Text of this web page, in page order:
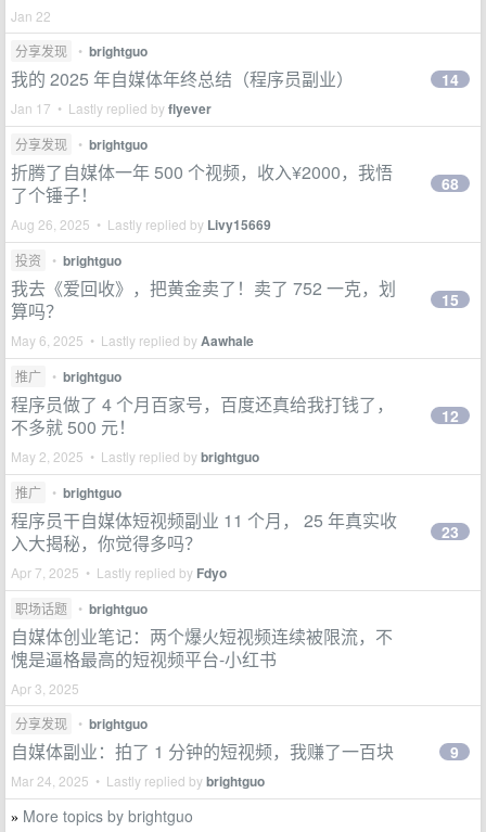
Jan 22
分享发现
• brightguo
我的 2025 年自媒体年终总结（程序员副业）
Jan 17 • Lastly replied byflyever
14
分享发现 • brightguo
折腾了自媒体一年 500 个视频，收入¥2000，我悟
了个锤子！
Aug 26, 2025 • Lastly replied by Livy15669
68
投资 • brightguo
我去《爱回收》，把黄金卖了！卖了 752 一克，划
算吗？
May 6, 2025 • Lastly replied byAawhale
15
推广 • brightguo
程序员做了 4 个月百家号，百度还真给我打钱了，
不多就 500 元！
May 2, 2025 • Lastly replied bybrightguo
12
推广 • brightguo
程序员干自媒体短视频副业 11 个月， 25 年真实收
入大揭秘，你觉得多吗？
Apr 7, 2025 • Lastly replied by Fdyo
23
职场话题 • brightguo
自媒体创业笔记：两个爆火短视频连续被限流，不
愧是逼格最高的短视频平台-小红书
Apr 3, 2025
分享发现
• brightguo
自媒体副业：拍了 1 分钟的短视频，我赚了一百块
Mar 24, 2025 • Lastly replied bybrightguo
9
» More topics by brightguo